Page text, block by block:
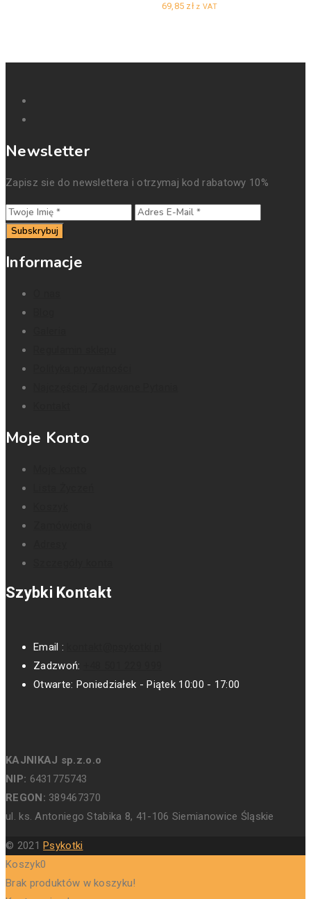
69,85 zł z VAT
Newsletter
Zapisz sie do newslettera i otrzymaj kod rabatowy 10%
Subskrybuj
Informacje
Moje Konto
Szybki Kontakt
Email :
Zadzwoń:
Otwarte: Poniedziałek - Piątek 10:00 - 17:00
KAJNIKAJ sp.z.o.o
NIP: 6431775743
REGON: 389467370
ul. ks. Antoniego Stabika 8, 41-106 Siemianowice Śląskie
© 2021Psykotki
Koszyk0
Brak produktów w koszyku!